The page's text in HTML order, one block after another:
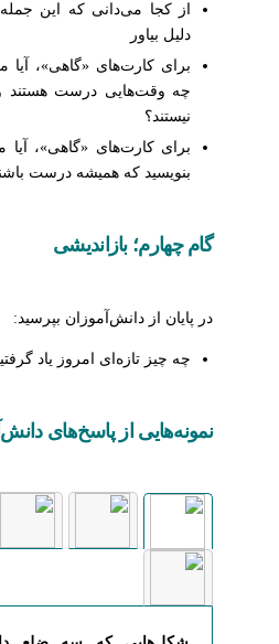
از کجا می‌دانی که این
دلیل بیاور
برای کارت‌های «گاهی»، آیا
چه وقت‌هایی درست
نیستند؟
برای کارت‌های «گاهی»، آیا
بنویسید که همیشه درست
گام چهارم؛ بازاندیشی
در پایان از دانش‌آموزان بپرسید:
چه چیز تازه‌ای امروز یاد
نمونه‌هایی از پاسخ‌های